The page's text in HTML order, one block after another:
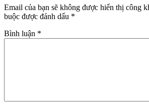
Email của bạn sẽ không được hiển thị công
buộc được đánh dấu *
Bình luận *